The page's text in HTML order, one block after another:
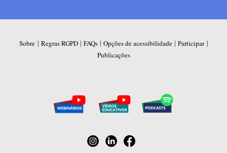
Sobre | Regras RGPD| FAQs| Opções de acessibilidade| Participar|
Publicações